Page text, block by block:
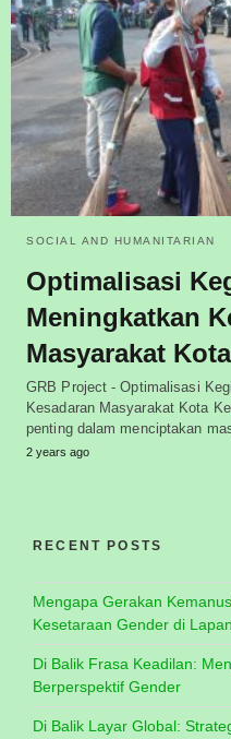
SOCIAL AND HUMANITARIAN
Optimalisasi
Meningkatkan
Masyarakat Kota
GRB Project - Optimalisasi
Kesadaran Masyarakat Kota
penting dalam menciptakan
2 years ago
RECENT POSTS
Mengapa Gerakan
Kesetaraan Gender di
Di Balik Frasa Keadilan:
Berperspektif Gender
Di Balik Layar Global: